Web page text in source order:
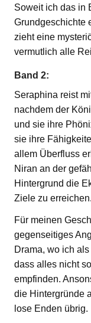
Soweit ich das in
Grundgeschichte
zieht eine
vermutlich alle
Band 2:
Seraphina reist
nachdem der
und sie ihre
sie ihre
allem Überfluss
Niran an der
Hintergrund die
Ziele zu erreichen.
Für meinen
gegenseitiges
Drama, wo ich
dass alles nicht
empfinden.
die Hintergründe
lose Enden übrig.